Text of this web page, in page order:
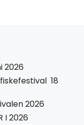
2026
18
2026
I 2026